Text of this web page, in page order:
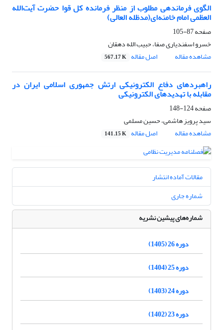
الگوی فرماندهی مطلوب از منظر فرمانده کل قوا حضرت آیت‌الله
العظمی امام خامنه‌ای(مدظله العالی)
صفحه87-105
خسرو اسفندیاری صفا، حبیب الله دهقان
مشاهده مقاله
اصل مقاله 567.17 K
راهبردهای دفاع الکترونیکی ارتش جمهوری اسلامی ایران در
مقابله با تهدیدهای الکترونیکی
صفحه124-148
سید پرویز هاشمی، حسین مسلمی
مشاهده مقاله
اصل مقاله 141.15 K
مقالات آماده انتشار
شماره جاری
شماره‌های پیشین نشریه
دوره 26 (1405)
دوره 25 (1404)
دوره 24 (1403)
دوره 23 (1402)